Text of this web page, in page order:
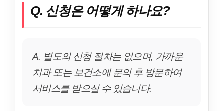
Q. 신청은 어떻게 하나요?
A. 별도의 신청 절차는 없으며, 가까운
치과 또는 보건소에 문의 후 방문하여
서비스를 받으실 수 있습니다.